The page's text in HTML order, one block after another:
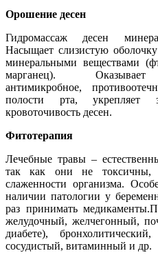
Орошение десен
Гидромассаж десен
Насыщает слизистую
минеральными веществами
марганец). Оказывает
антимикробное,
полости рта, укрепляет
кровоточивость десен.
Фитотерапия
Лечебные травы –
так как они не токсичны,
слаженности организма.
наличии патологии у
раз принимать
желудочный, желчегонный,
диабете),
сосудистый, витаминный и др.